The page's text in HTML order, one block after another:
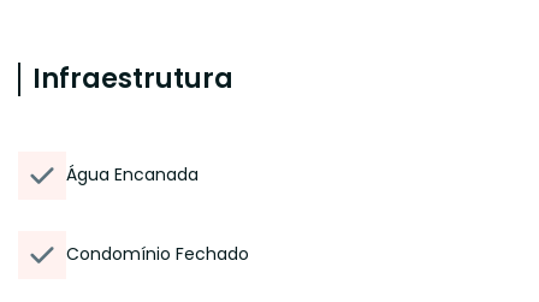
Infraestrutura
Água Encanada
Condomínio Fechado